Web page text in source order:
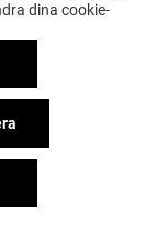
Bilderna inte
i synnerhet
och
åtgärder
dina cookie-